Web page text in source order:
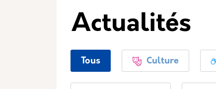
Actualités
Tous Culture